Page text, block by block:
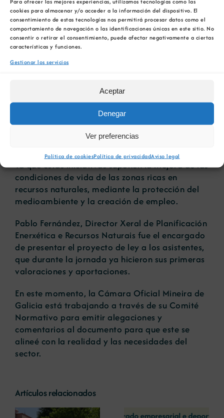
cookies para almacenar y/o acceder a la información del dispositivo. El
consentimiento de estas tecnologías nos permitirá procesar datos como el
comportamiento de navegación o las identificaciones únicas en este sitio. No
consentir o retirar el consentimiento, puede afectar negativamente a ciertas
características y funciones.
Gestionar los servicios
Aceptar
Denegar
Ver preferencias
Política de cookiesPolítica de privacidadAviso legal
norma con el objetivo de contar con una ley
fruto del consenso.
Las iniciativas mineras son una de las tipologías
de proyectos que esta ley contempla y para los
Uno de los aspectos más destacados es
incorporación a la declaración de impacto
ambiental de la valoración de los efectos
sociales y económicos de los proyectos mineros.
Ya que estas iniciativas suponen la mejora de las
condiciones de vida de las zonas ricas en
recursos naturales, mediante la protección del
medioambiente y la creación de empleo.
Pablo Fernández, Director Xeral de Planificación
Enerxética e Recursos Naturais fue el encargado
de presentar el proyecto de ley a los asistentes,
que durante la jornada ya hicieron sus primeras
valoraciones y aportaciones.
En este momento, la Cámara Oficial Mineira de
Galicia está trabajando a través de su Comité
Normativo para emitir alegaciones y
comentarios al documento para que este se
alineé con la realidad y las necesidades del
sector.
Artículos relacionados
La COMG reúne a
La OIPE y el